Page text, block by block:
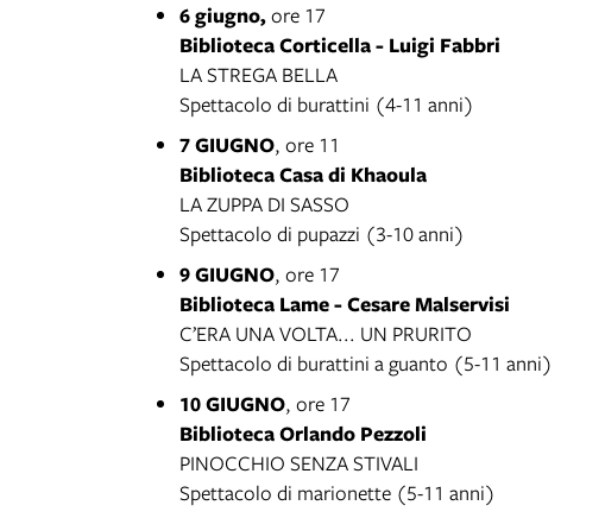
6 giugno,ore 17
Biblioteca Corticella - Luigi Fabbri
LA STREGA BELLA
Spettacolo di burattini (4-11 anni)
7 GIUGNO, ore 11
Biblioteca Casa di Khaoula
LA ZUPPA DI SASSO
Spettacolo di pupazzi (3-10 anni)
9 GIUGNO, ore 17
Biblioteca Lame - Cesare Malservisi
C’ERA UNA VOLTA... UN PRURITO
Spettacolo di burattini a guanto (5-11 anni)
10 GIUGNO, ore 17
Biblioteca Orlando Pezzoli
PINOCCHIO SENZA STIVALI
Spettacolo di marionette (5-11 anni)